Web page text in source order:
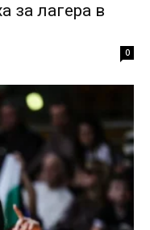
за лагера в
0